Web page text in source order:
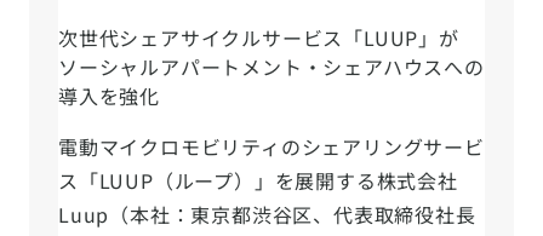
次世代シェアサイクルサービス「LUUP」が
ソーシャルアパートメント・シェアハウスへの
導入を強化
電動マイクロモビリティのシェアリングサービ
ス「LUUP（ループ）」を展開する株式会社
Luup（本社：東京都渋谷区、代表取締役社長